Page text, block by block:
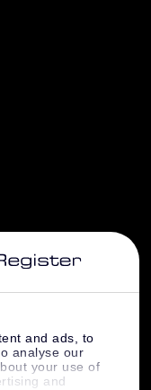
and ads, to
analyse our
your use of
and